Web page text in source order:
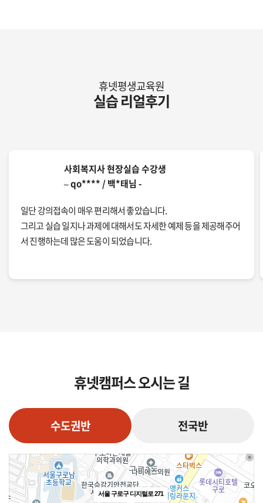
휴넷평생교육원
실습 리얼후기
사회복지사 현장실습 수강생
– qo**** / 백*태님 -
일단 강의접속이 매우 편리해서 좋았습니다.
그리고 실습 일지나 과제에 대해서도 자세한 예제 등을 제공해주어
서 진행하는데 많은 도움이 되었습니다.
휴넷캠퍼스 오시는 길
수도권반 전국반
서울 구로구 디지털로 271